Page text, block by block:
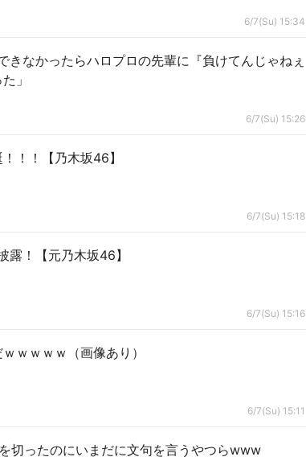
6/7(Su) 15:34
きなかったらハロプロの先輩に『負けてんじゃねぇ
」
6/7(Su) 15:26
！！【乃木坂46】
6/7(Su) 15:18
露！【元乃木坂46】
6/7(Su) 15:16
ｗｗｗｗ（画像あり）
6/7(Su) 15:11
切ったのにいまだに文句を言うやつらwww